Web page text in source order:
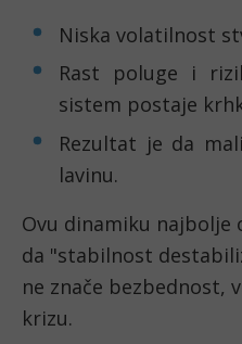
Niska volatilnost
Rast poluge i
sistem postaje
Rezultat je da
lavinu.
Ovu dinamiku najbolje
da "stabilnost
ne znače bezbednost,
krizu.